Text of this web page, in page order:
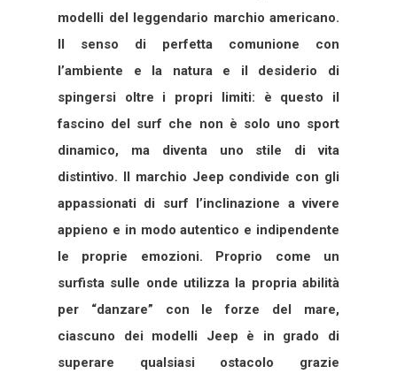
modelli del leggendario marchio americano.
Il senso di perfetta comunione con
l’ambiente e la natura e il desiderio di
spingersi oltre i propri limiti: è questo il
fascino del surf che non è solo uno sport
dinamico, ma diventa uno stile di vita
distintivo. Il marchio Jeep condivide con gli
appassionati di surf l’inclinazione a vivere
appieno e in modo autentico e indipendente
le proprie emozioni. Proprio come un
surfista sulle onde utilizza la propria abilità
per “danzare” con le forze del mare,
ciascuno dei modelli Jeep è in grado di
superare qualsiasi ostacolo grazie